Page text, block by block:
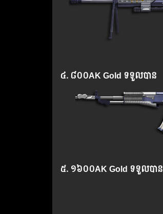
៤. ៨០០AK Gold ទទួលបាន​
៥. ១៦០០AK Gold ទទួលបាន​